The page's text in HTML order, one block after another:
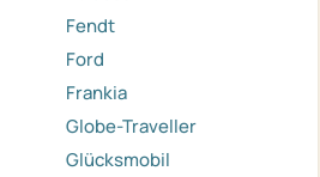
Fendt
Ford
Frankia
Globe-Traveller
Glücksmobil